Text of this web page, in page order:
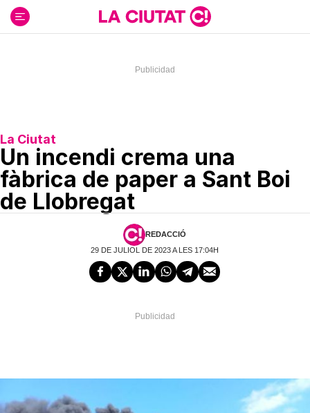
contenido
La Ciutat
Un incendi crema una
fàbrica de paper a Sant Boi
de Llobregat
REDACCIÓ
29 DE JULIOL DE 2023 A LES 17:04H